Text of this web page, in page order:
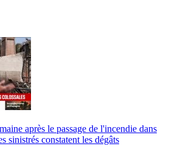
après le passage de l'incendie dans
sinistrés constatent les dégâts